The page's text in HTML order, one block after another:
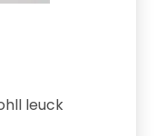
leuck